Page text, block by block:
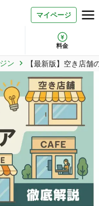
マイページ
料金
ース）
ン 【最新版】空き店